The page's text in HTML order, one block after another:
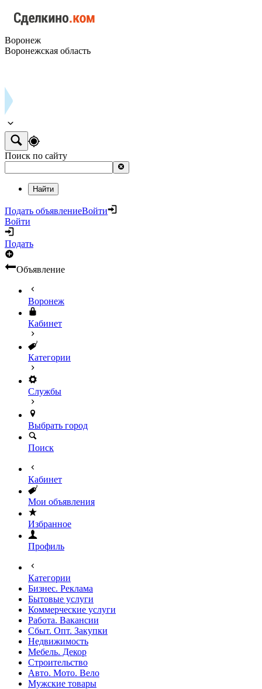
Воронеж
Воронежская область
Поиск по сайту
Найти
Подать объявлениеВойти
Войти
Подать
Объявление
Воронеж
Кабинет
Категории
Службы
Выбрать город
Поиск
Кабинет
Мои объявления
Избранное
Профиль
Категории
Бизнес. Реклама
Бытовые услуги
Коммерческие услуги
Работа. Вакансии
Сбыт. Опт. Закупки
Недвижимость
Мебель. Декор
Строительство
Авто. Мото. Вело
Мужские товары